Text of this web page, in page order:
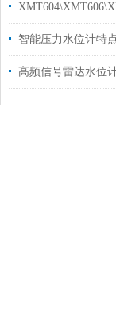
智能压力水位计特
高频信号雷达水位